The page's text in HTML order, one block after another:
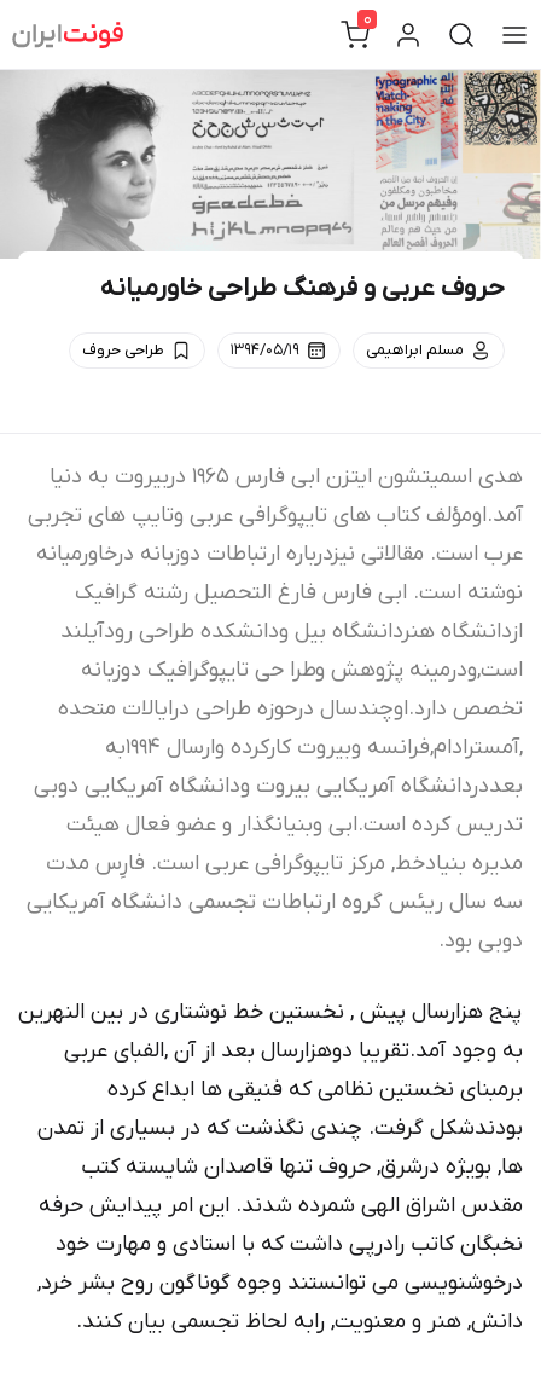
to
content
0
حروف عربی و فرهنگ طراحی خاورمیانه
مسلم ابراهیمی ۱۳۹۴/۰۵/۱۹ طراحی حروف
هدی اسمیتشون ایتزن ابی فارس ۱۹۶۵ دربیروت به دنیا
آمد.اومؤلف کتاب های تایپوگرافی عربی وتایپ های تجربی
عرب است. مقالاتی نیزدرباره ارتباطات دوزبانه درخاورمیانه
نوشته است. ابی فارس فارغ التحصیل رشته گرافیک
ازدانشگاه هنردانشگاه بیل ودانشکده طراحی رودآیلند
است,ودرمینه پژوهش وطرا حی تایپوگرافیک دوزبانه
تخصص دارد.اوچندسال درحوزه طراحی درایالات متحده
,آمسترادام,فرانسه وبیروت کارکرده وارسال ۱۹۹۴به
بعددردانشگاه آمریکایی بیروت ودانشگاه آمریکایی دوبی
تدریس کرده است.ابی وبنیانگذار و عضو فعال هیئت
مدیره بنیادخط, مرکز تایپوگرافی عربی است. فارِس مدت
سه سال ریئس گروه ارتباطات تجسمی دانشگاه آمریکایی
دوبی بود.
پنج هزارسال پیش , نخستین خط نوشتاری در بین النهرین
به وجود آمد.تقریبا دوهزارسال بعد از آن ,الفبای عربی
برمبنای نخستین نظامی که فنیقی ها ابداع کرده
بودندشکل گرفت. چندی نگذشت که در بسیاری از تمدن
ها, بویژه درشرق, حروف تنها قاصدان شایسته کتب
مقدس اشراق الهی شمرده شدند. این امر پیدایش حرفه
نخبگان کاتب رادرپی داشت که با استادی و مهارت خود
درخوشنویسی می توانستند وجوه گوناگون روح بشر خرد,
دانش, هنر و معنویت, رابه لحاظ تجسمی بیان کنند.